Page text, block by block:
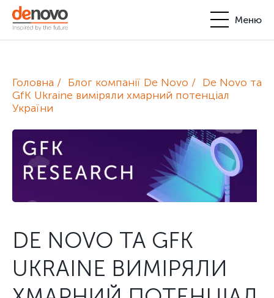
Меню
De Novo
Блог
Контакти
+380-44-200-93-39
Головна Блог компанії De Novo
De Novo та
GfK Ukraine виміряли хмарний потенціал
України
DE NOVO ТА GFK
UKRAINE ВИМІРЯЛИ